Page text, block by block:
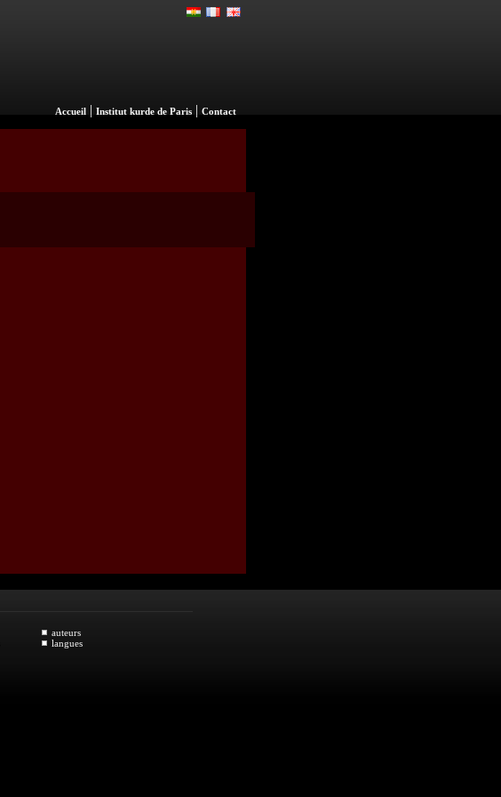
Accueil | Institut kurde de Paris | Contact
auteurs
langues